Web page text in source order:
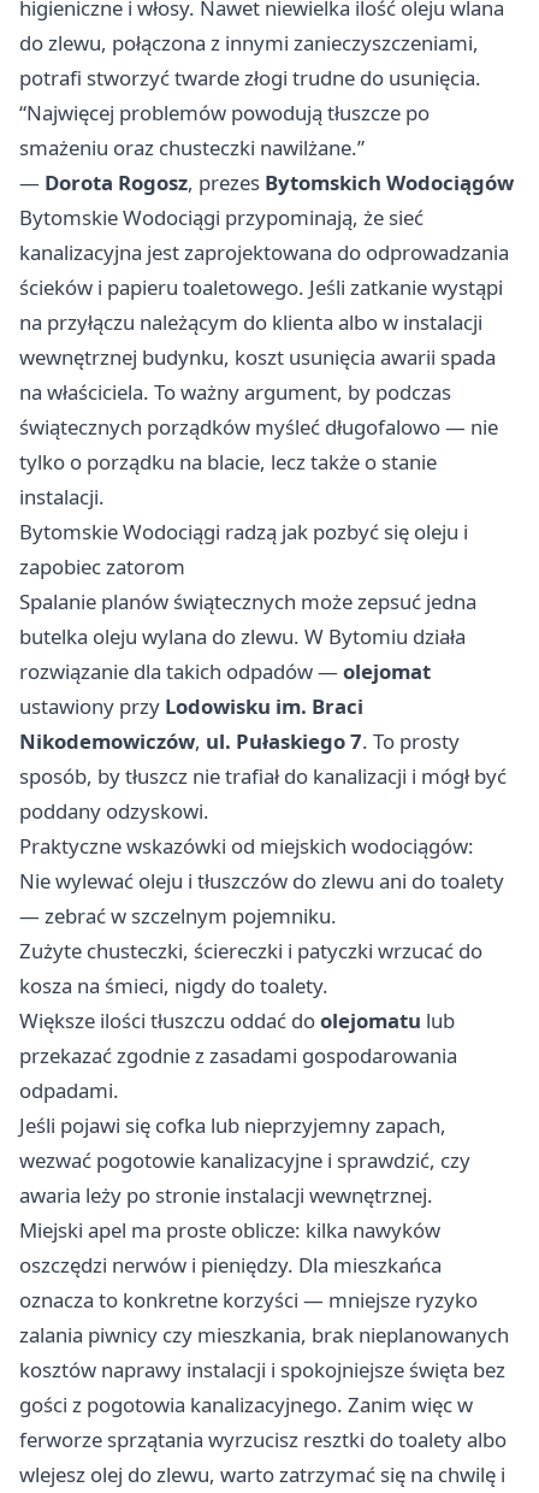
higieniczne i włosy. Nawet niewielka ilość oleju wlana
do zlewu, połączona z innymi zanieczyszczeniami,
potrafi stworzyć twarde złogi trudne do usunięcia.
“Najwięcej problemów powodują tłuszcze po
smażeniu oraz chusteczki nawilżane.”
— Dorota Rogosz, prezes Bytomskich Wodociągów
Bytomskie Wodociągi przypominają, że sieć
kanalizacyjna jest zaprojektowana do odprowadzania
ścieków i papieru toaletowego. Jeśli zatkanie wystąpi
na przyłączu należącym do klienta albo w instalacji
wewnętrznej budynku, koszt usunięcia awarii spada
na właściciela. To ważny argument, by podczas
świątecznych porządków myśleć długofalowo — nie
tylko o porządku na blacie, lecz także o stanie
instalacji.
Bytomskie Wodociągi radzą jak pozbyć się oleju i
zapobiec zatorom
Spalanie planów świątecznych może zepsuć jedna
butelka oleju wylana do zlewu. W Bytomiu działa
rozwiązanie dla takich odpadów — olejomat
ustawiony przy Lodowisku im. Braci
Nikodemowiczów, ul. Pułaskiego 7. To prosty
sposób, by tłuszcz nie trafiał do kanalizacji i mógł być
poddany odzyskowi.
Praktyczne wskazówki od miejskich wodociągów:
Nie wylewać oleju i tłuszczów do zlewu ani do toalety
— zebrać w szczelnym pojemniku.
Zużyte chusteczki, ściereczki i patyczki wrzucać do
kosza na śmieci, nigdy do toalety.
Większe ilości tłuszczu oddać doolejomatu lub
przekazać zgodnie z zasadami gospodarowania
odpadami.
Jeśli pojawi się cofka lub nieprzyjemny zapach,
wezwać pogotowie kanalizacyjne i sprawdzić, czy
awaria leży po stronie instalacji wewnętrznej.
Miejski apel ma proste oblicze: kilka nawyków
oszczędzi nerwów i pieniędzy. Dla mieszkańca
oznacza to konkretne korzyści — mniejsze ryzyko
zalania piwnicy czy mieszkania, brak nieplanowanych
kosztów naprawy instalacji i spokojniejsze święta bez
gości z pogotowia kanalizacyjnego. Zanim więc w
ferworze sprzątania wyrzucisz resztki do toalety albo
wlejesz olej do zlewu, warto zatrzymać się na chwilę i